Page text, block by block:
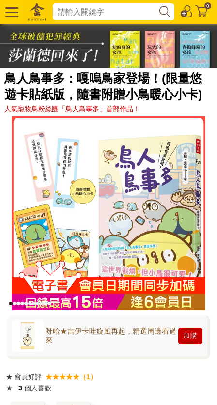
0
鳥人鳥事多：嘎嗚鳥家登場！(限量悠
遊卡貼紙版，隨書附贈小鳥暖心小卡)
人氣寵物鳥粉絲團「鳥人鳥事多」首部作品！
呀哈★吉伊卡哇旋風再起，精選周邊看過
來
加購
★ 會員好評 ★★★★★（1）
★
3 個人喜歡